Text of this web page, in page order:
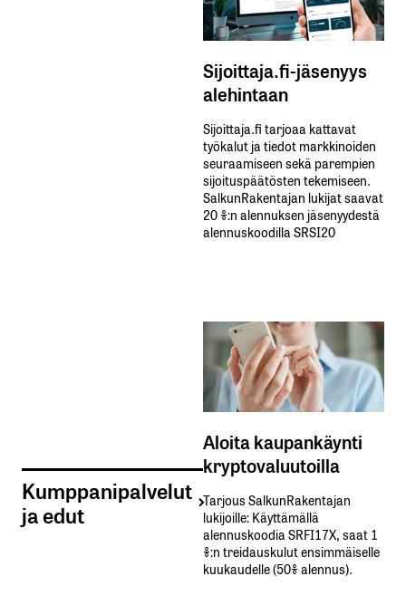
Kumppanipalvelut
ja edut
Sijoittaja.fi-jäsenyys
alehintaan
Sijoittaja.fi tarjoaa kattavat
työkalut ja tiedot markkinoiden
seuraamiseen sekä parempien
sijoituspäätösten tekemiseen.
SalkunRakentajan lukijat saavat
20 %:n alennuksen jäsenyydestä
alennuskoodilla SRSI20
Aloita kaupankäynti
kryptovaluutoilla
Tarjous SalkunRakentajan
lukijoille: Käyttämällä​ ​
alennuskoodia​ ​SRFI17X,​ ​saat​ ​1
%:n treidauskulut​ ​ensimmäiselle​ ​
kuukaudelle​ ​(50%​ ​alennus).